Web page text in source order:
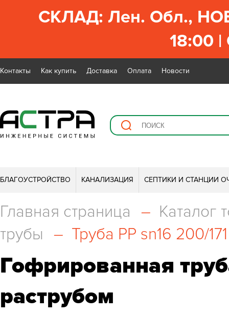
СКЛАД: Лен. Обл.,
18:00
Контакты Как купить Доставка Оплата Новости
БЛАГОУСТРОЙСТВО КАНАЛИЗАЦИЯ СЕПТИКИ И СТАНЦИИ
Главная страница – Каталог
трубы
– Труба PP sn16 200/
Гофрированная
раструбом